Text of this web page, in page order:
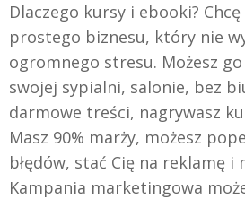
Dlaczego kursy i ebooki? Chcę
prostego biznesu, który nie
ogromnego stresu. Możesz
swojej sypialni, salonie, bez
darmowe treści, nagrywasz
Masz 90% marży, możesz
błędów, stać Cię na reklamę i
Kampania marketingowa